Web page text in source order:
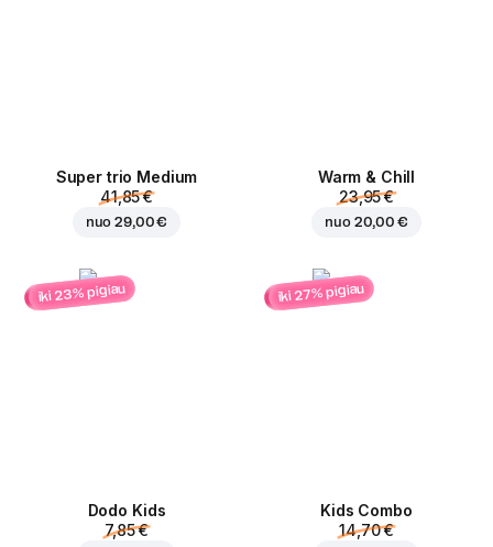
Super trio Medium
41,85 €
nuo29,00 €
Warm & Chill
23,95 €
nuo 20,00 €
iki 23% pigiau
Dodo Kids
7,85 €
iki 27% pigiau
Kids Combo
14,70 €